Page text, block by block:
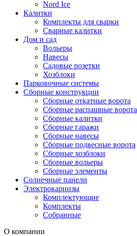
Nord Ice
Калитки
Комплекты для сварки
Сварные калитки
Дом и сад
Вольеры
Навесы
Садовые розетки
Хозблоки
Парковочные системы
Сборные конструкции
Сборные откатные ворота
Сборные распашные ворота
Сборные калитки
Сборные гаражи
Сборные навесы
Сборные подвесные ворота
Сборные хозблоки
Сборные вольеры
Сборные элементы
Солнечные панели
Электрокарнизы
Комплектующие
Комплекты
Собранные
О компании